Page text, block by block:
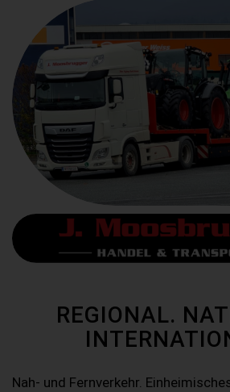
REGIONAL.
Nah- und Fernverkehr.